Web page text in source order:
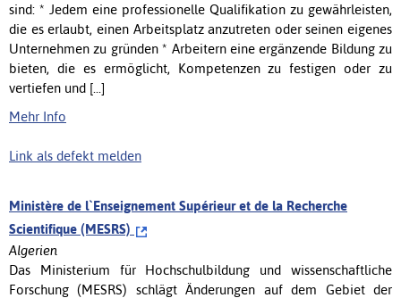
sind: * Jedem eine professionelle Qualifikation zu gewährleisten,
die es erlaubt, einen Arbeitsplatz anzutreten oder seinen eigenes
Unternehmen zu gründen * Arbeitern eine ergänzende Bildung zu
bieten, die es ermöglicht, Kompetenzen zu festigen oder zu
vertiefen und [...]
Mehr Info
Link als defekt melden
Ministère de l`Enseignement Supérieur et de la Recherche
Scientifique (MESRS)
Algerien
Das Ministerium für Hochschulbildung und wissenschaftliche
Forschung (MESRS) schlägt Änderungen auf dem Gebiet der